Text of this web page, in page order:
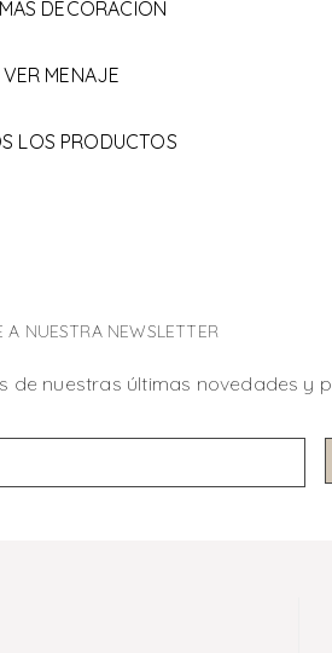
DECORACIÓN
VER MENAJE
LOS PRODUCTOS
A NUESTRA NEWSLETTER
de nuestras últimas novedades y